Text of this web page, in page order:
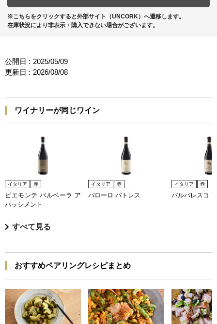
※こちらをクリックすると外部サイト（UNCORK）へ遷移します。
在庫状況により非表示・購入できない場合がございます。
公開日 : 2025/05/09
更新日 : 2026/08/08
ワイナリーが同じワイン
イタリア 赤
ピエモンテ バルベーラ ア
パッシメント
イタリア 赤
バローロ パトレス
イタリア 赤
バルバレスコ
すべて見る
おすすめペアリングレシピまとめ